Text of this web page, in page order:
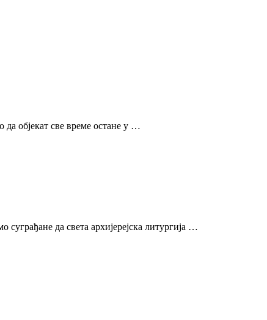
да објекат све време остане у …
да света архијерејска литургија …